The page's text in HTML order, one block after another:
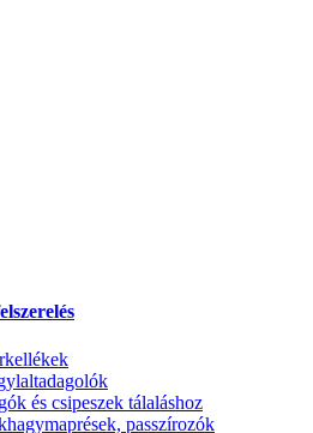
és csipeszek tálaláshoz
passzírozók